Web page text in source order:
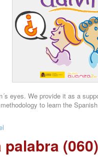
eyes. We provide it as a
to learn the
(060)